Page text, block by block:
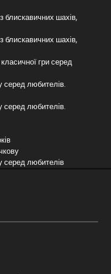
блискавичних шахів,
блискавичних шахів,
гри серед
серед любителів.
серед любителів.
серед любителів